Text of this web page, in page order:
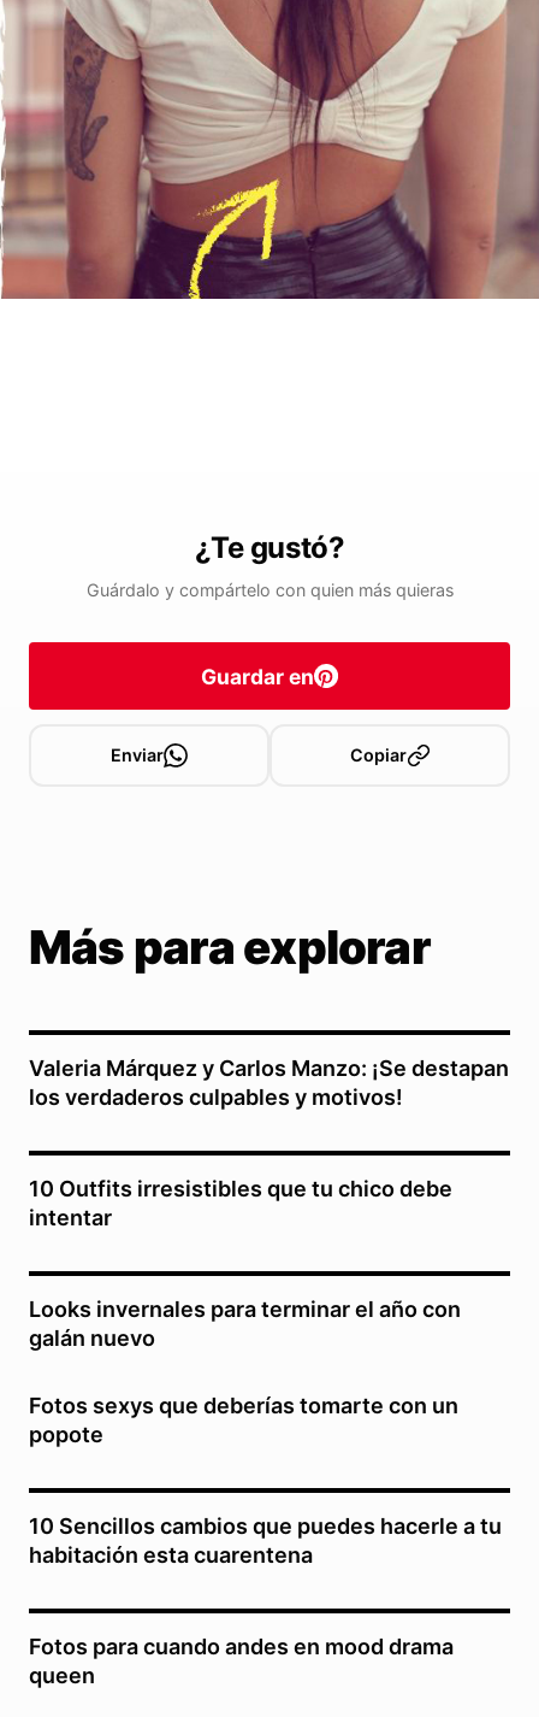
¿Te gustó?
Guárdalo y compártelo con quien más quieras
Guardar en
Enviar Copiar
Más para explorar
Valeria Márquez y Carlos Manzo: ¡Se destapan
los verdaderos culpables y motivos!
10 Outfits irresistibles que tu chico debe
intentar
Looks invernales para terminar el año con
galán nuevo
Fotos sexys que deberías tomarte con un
popote
10 Sencillos cambios que puedes hacerle a tu
habitación esta cuarentena
Fotos para cuando andes en mood drama
queen